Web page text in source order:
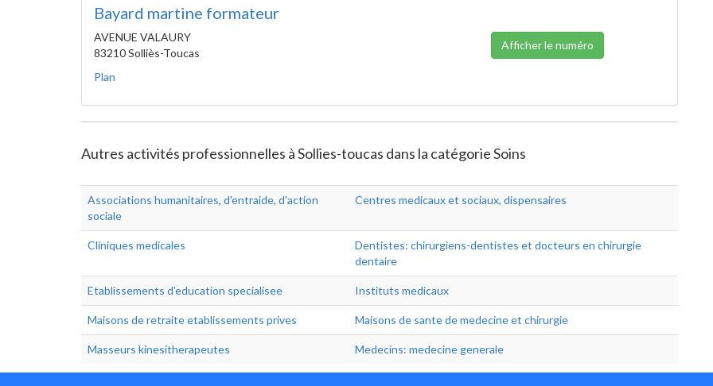
Bayard martine formateur
AVENUE VALAURY
83210 Solliès-Toucas
Plan
Afficher le numéro
Autres activités professionnelles à Sollies-toucas dans la catégorie Soins
Associations humanitaires, d'entraide, d'action
sociale
Centres medicaux et sociaux, dispensaires
Cliniques medicales
Dentistes: chirurgiens-dentistes et docteurs en chirurgie
dentaire
Etablissements d'education specialisee Instituts medicaux
Maisons de retraite etablissements prives Maisons de sante de medecine et chirurgie
Masseurs kinesitherapeutes Medecins: medecine generale